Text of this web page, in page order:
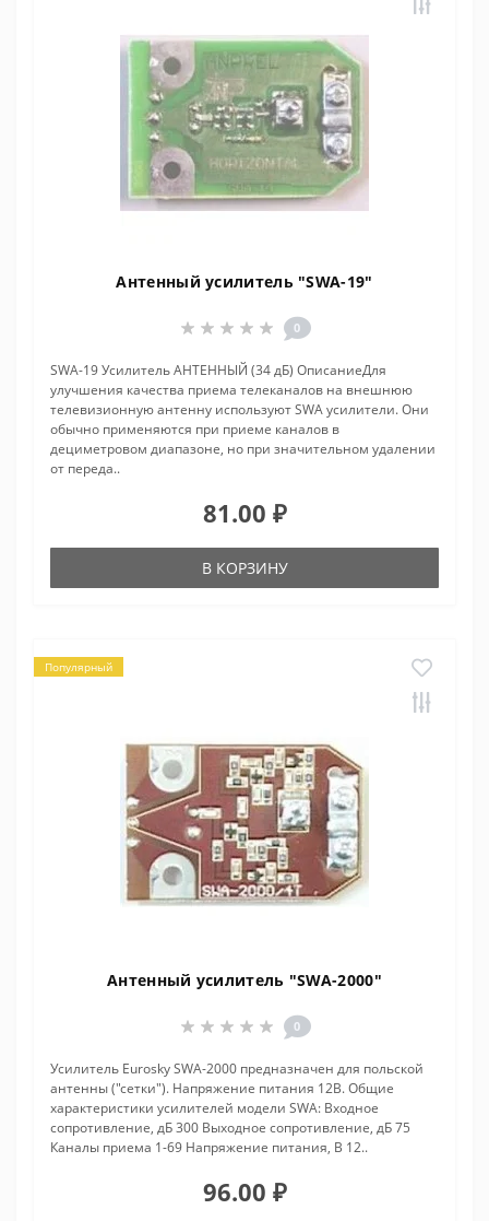
Антенный усилитель "SWA-19"
0
SWA-19 Усилитель АНТЕННЫЙ (34 дБ) ОписаниеДля
улучшения качества приема телеканалов на внешнюю
телевизионную антенну используют SWA усилители. Они
обычно применяются при приеме каналов в
дециметровом диапазоне, но при значительном удалении
от переда..
81.00 ₽
В КОРЗИНУ
Популярный
Антенный усилитель "SWA-2000"
0
Усилитель Eurosky SWA-2000 предназначен для польской
антенны ("сетки"). Напряжение питания 12В. Общие
характеристики усилителей модели SWA: Входное
сопротивление, дБ 300 Выходное сопротивление, дБ 75
Каналы приема 1-69 Напряжение питания, В 12..
96.00 ₽